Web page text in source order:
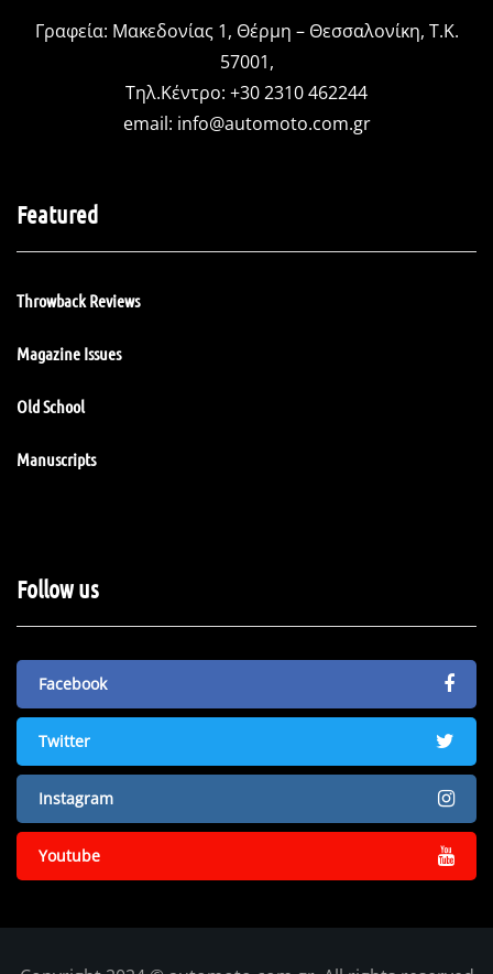
Γραφεία: Μακεδονίας 1, Θέρμη – Θεσσαλονίκη, Τ.Κ.
57001,
Τηλ.Κέντρο: +30 2310 462244
email: info@automoto.com.gr
Featured
Throwback Reviews
Magazine Issues
Old School
Manuscripts
Follow us
Facebook
Twitter
Instagram
Youtube